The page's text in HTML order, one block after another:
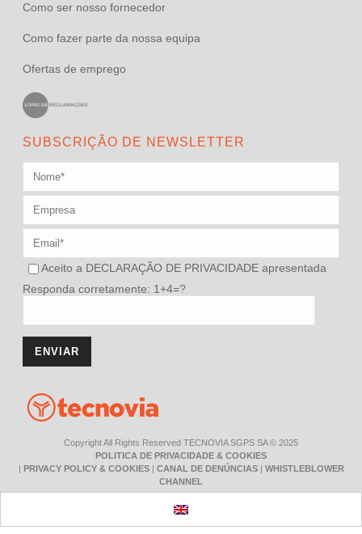
Como ser nosso fornecedor
Como fazer parte da nossa equipa
Ofertas de emprego
SUBSCRIÇÃO DE NEWSLETTER
Aceito a DECLARAÇÃO DE PRIVACIDADE apresentada
Responda corretamente: 1+4=?
Copyright All Rights Reserved TECNOVIA SGPS SA © 2025
POLITICA DE PRIVACIDADE & COOKIES
| PRIVACY POLICY & COOKIES| CANAL DE DENÚNCIAS| WHISTLEBLOWER
CHANNEL